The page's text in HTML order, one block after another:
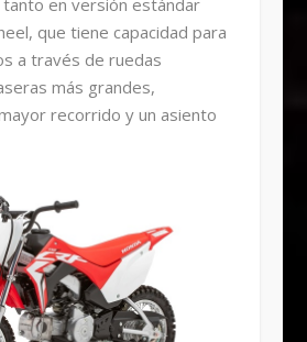
que tiene capacidad para
a través de ruedas
más grandes,
recorrido y un asiento